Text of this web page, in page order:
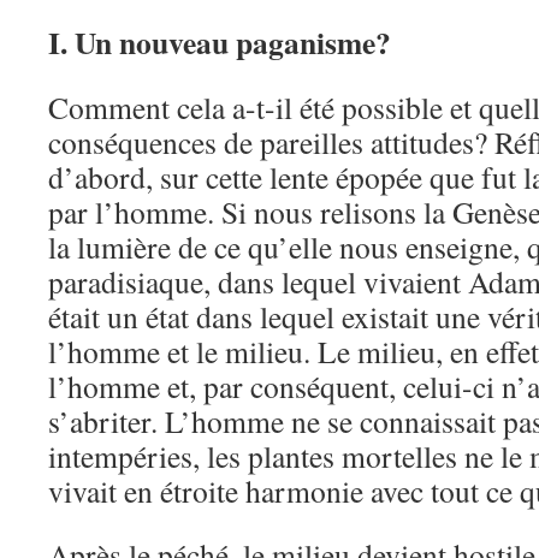
I. Un nouveau paganisme?
Comment cela a-t-il été possible et
conséquences de pareilles attitudes?
d’abord, sur cette lente épopée que fut
par l’homme. Si nous relisons la
la lumière de ce qu’elle nous enseigne,
paradisiaque, dans lequel vivaient
était un état dans lequel existait une
l’homme et le milieu. Le milieu, en
l’homme et, par conséquent, celui-ci
s’abriter. L’homme ne se connaissait
intempéries, les plantes mortelles ne le
vivait en étroite harmonie avec tout ce